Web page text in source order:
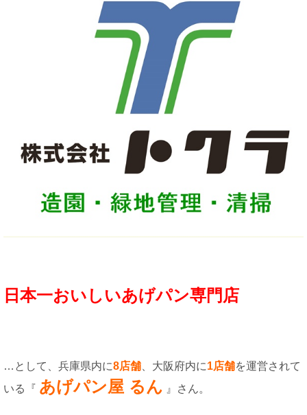
日本一おいしいあげパン専門店
…として、兵庫県内に8店舗 、大阪府内に1店舗を運営されて
いる『 あげパン屋 るん 』さん。